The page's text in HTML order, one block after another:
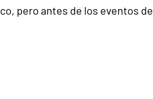
pero antes de los eventos de